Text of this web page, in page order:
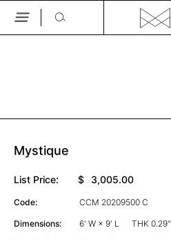
Skip
Mystique
List Price: $ 3,005.00
Code: CCM 20209500 C
Dimensions: 6' W × 9' L THK 0.29"